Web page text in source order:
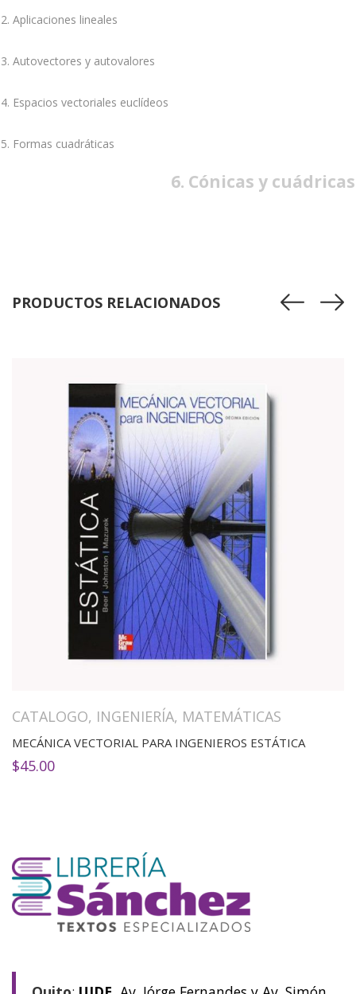
2. Aplicaciones lineales
3. Autovectores y autovalores
4. Espacios vectoriales euclídeos
5. Formas cuadráticas
6. Cónicas y cuádricas
PRODUCTOS RELACIONADOS
CATALOGO, INGENIERÍA, MATEMÁTICAS
MECÁNICA VECTORIAL PARA INGENIEROS ESTÁTICA
$45.00